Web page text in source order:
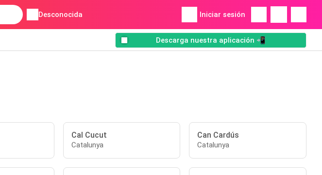
Desconocida Iniciar sesión
Descarga nuestra aplicación 📲
Cal Cucut
Catalunya
Can Cardús
Catalunya